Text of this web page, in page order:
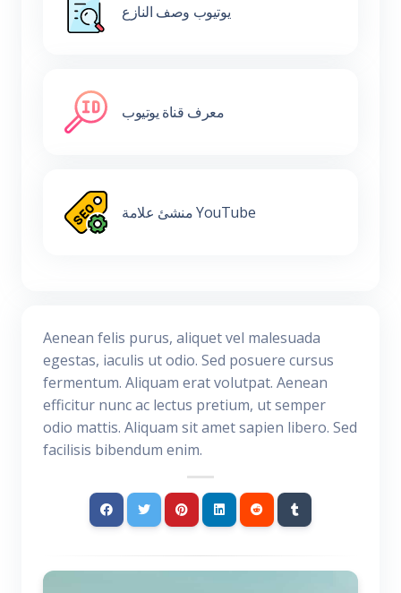
يوتيوب وصف النازع
معرف قناة يوتيوب
منشئ علامة YouTube
Aenean felis purus, aliquet vel malesuada
egestas, iaculis ut odio. Sed posuere cursus
fermentum. Aliquam erat volutpat. Aenean
efficitur nunc ac lectus pretium, ut semper
odio mattis. Aliquam sit amet sapien libero. Sed
facilisis bibendum enim.